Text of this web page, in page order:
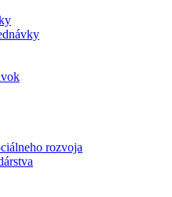
rozvoja